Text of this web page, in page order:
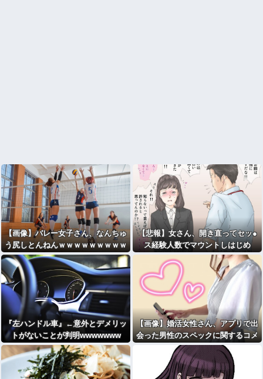
【画像】バレー女子さん、なんちゅ
う尻しとんねんｗｗｗｗｗｗｗｗｗ
ｗｗｗｗ
【悲報】女さん、開き直ってセッ●
ス経験人数でマウントしはじめ
る・・・
『左ハンドル車』←意外とデメリッ
トがないことが判明wwwwwww
【画像】婚活女性さん、アプリで出
会った男性のスペックに関するコメ
ントが辛辣すぎるｗｗｗｗｗｗ